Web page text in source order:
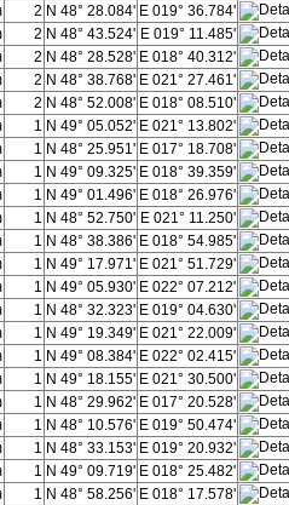
2 N 48° 28.084' E 019° 36.784'
2 N 48° 43.524' E 019° 11.485'
2 N 48° 28.528' E 018° 40.312'
2 N 48° 38.768' E 021° 27.461'
2 N 48° 52.008' E 018° 08.510'
1 N 49° 05.052' E 021° 13.802'
1 N 48° 25.951' E 017° 18.708'
1 N 49° 09.325' E 018° 39.359'
1 N 49° 01.496' E 018° 26.976'
1 N 48° 52.750' E 021° 11.250'
1 N 48° 38.386' E 018° 54.985'
1 N 49° 17.971' E 021° 51.729'
1 N 49° 05.930' E 022° 07.212'
1 N 48° 32.323' E 019° 04.630'
1 N 49° 19.349' E 021° 22.009'
1 N 49° 08.384' E 022° 02.415'
1 N 49° 18.155' E 021° 30.500'
1 N 48° 29.962' E 017° 20.528'
1 N 48° 10.576' E 019° 50.474'
1 N 48° 33.153' E 019° 20.932'
1 N 49° 09.719' E 018° 25.482'
1 N 48° 58.256' E 018° 17.578'